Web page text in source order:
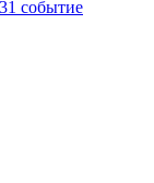
31 событие